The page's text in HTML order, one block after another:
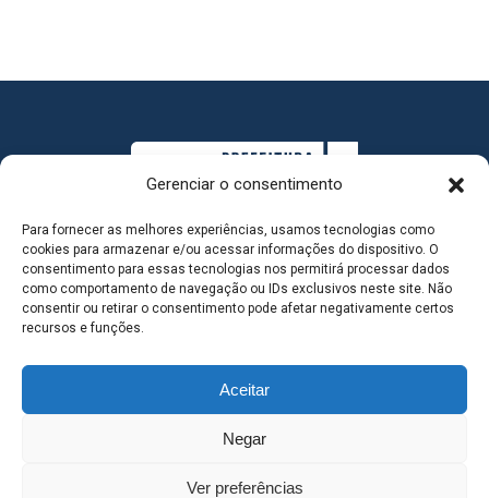
Gerenciar o consentimento
Para fornecer as melhores experiências, usamos tecnologias como
cookies para armazenar e/ou acessar informações do dispositivo. O
consentimento para essas tecnologias nos permitirá processar dados
como comportamento de navegação ou IDs exclusivos neste site. Não
consentir ou retirar o consentimento pode afetar negativamente certos
recursos e funções.
Aceitar
Negar
Ver preferências
MAPA DO SITE
SEDE DO ADMINISTRATIVO MUNICIPAL - Avenida